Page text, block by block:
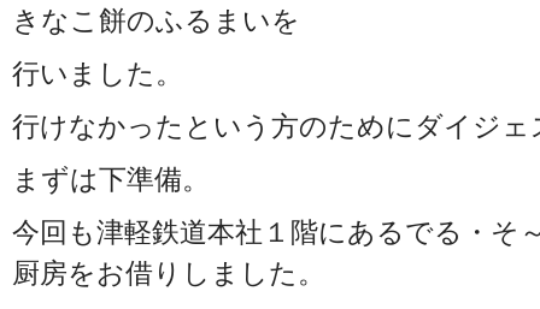
きなこ餅のふるまいを
行いました。
行けなかったという方のためにダイジ
まずは下準備。
今回も津軽鉄道本社１階にあるでる・そ
厨房をお借りしました。